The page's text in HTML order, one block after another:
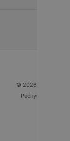
© 2026 ООО
Республика